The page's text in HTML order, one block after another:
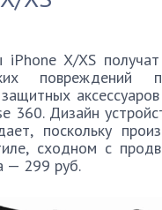
iPhone X/XS
повреждений
360. Дизайн
поскольку
сходном с
— 299 руб.